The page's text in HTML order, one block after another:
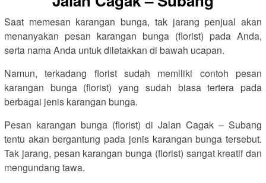
Saat memesan karangan bunga, tak jarang penjual akan
menanyakan pesan karangan bunga (florist) pada Anda,
serta nama Anda untuk diletakkan di bawah ucapan.
Namun, terkadang florist sudah memiliki contoh pesan
karangan bunga (florist) yang sudah biasa tertera pada
berbagai jenis karangan bunga.
Pesan karangan bunga (florist) di Jalan Cagak – Subang
tentu akan bergantung pada jenis karangan bunga tersebut.
Tak jarang, pesan karangan bunga (florist) sangat kreatif dan
mengundang tawa.